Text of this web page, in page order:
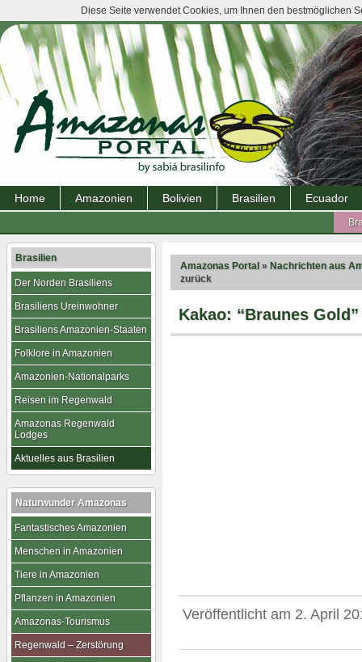
Home Amazonien Bolivien Brasilien Ecuador
Amazonas Portal » Nachrichten aus
zurück
Kakao: “Braunes
Veröffentlicht am 2. April
Brasilien
Der Norden Brasiliens
Brasiliens Ureinwohner
Brasiliens Amazonien-Staaten
Folklore in Amazonien
Amazonien-Nationalparks
Reisen im Regenwald
Amazonas Regenwald
Lodges
Aktuelles aus Brasilien
Naturwunder Amazonas
Fantastisches Amazonien
Menschen in Amazonien
Tiere in Amazonien
Pflanzen in Amazonien
Amazonas-Tourismus
Regenwald – Zerstörung
Diese Seite verwendet Cookies, um Ihnen den bestmöglichen